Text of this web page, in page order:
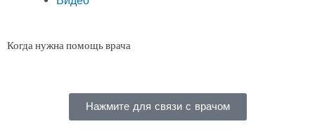
Когда нужна помощь врача
Нажмите для связи с врачом